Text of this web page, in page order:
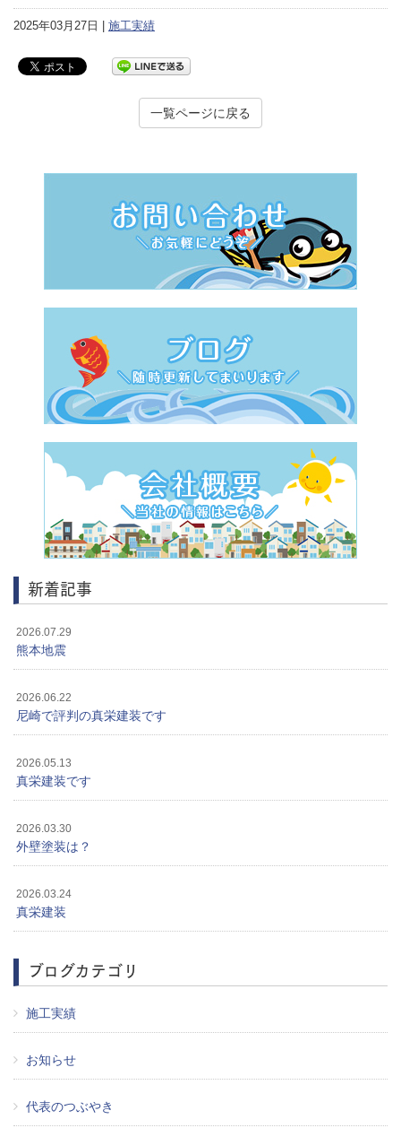
2025年03月27日 | 施工実績
一覧ページに戻る
新着記事
2026.07.29
熊本地震
2026.06.22
尼崎で評判の真栄建装です
2026.05.13
真栄建装です
2026.03.30
外壁塗装は？
2026.03.24
真栄建装
ブログカテゴリ
施工実績
お知らせ
代表のつぶやき